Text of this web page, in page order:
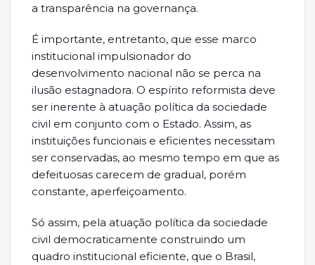
a transparência na governança.
É importante, entretanto, que esse marco
institucional impulsionador do
desenvolvimento nacional não se perca na
ilusão estagnadora. O espírito reformista deve
ser inerente à atuação política da sociedade
civil em conjunto com o Estado. Assim, as
instituições funcionais e eficientes necessitam
ser conservadas, ao mesmo tempo em que as
defeituosas carecem de gradual, porém
constante, aperfeiçoamento.
Só assim, pela atuação política da sociedade
civil democraticamente construindo um
quadro institucional eficiente, que o Brasil,